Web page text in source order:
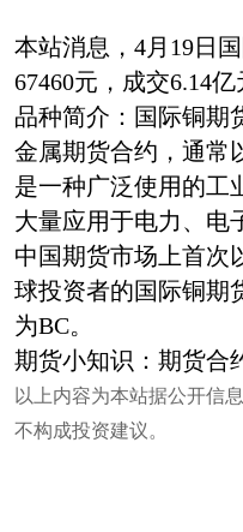
本站消息，4月19日
67460元，成交6.14亿
品种简介：国际铜期
金属期货合约，通常
是一种广泛使用的工
大量应用于电力、电
中国期货市场上首次
球投资者的国际铜期
为BC。
期货小知识：期货合
以上内容为本站据公开信
不构成投资建议。